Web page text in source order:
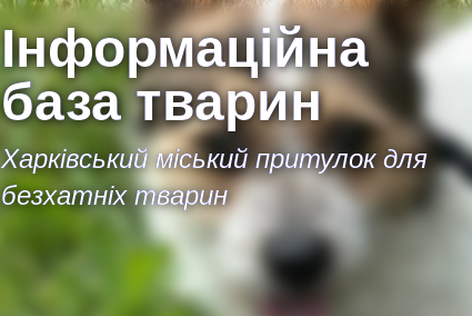
Інформаційна
база тварин
Харківський міський притулок для
безхатніх тварин